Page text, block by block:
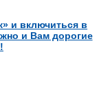
и включиться в
и Вам дорогие